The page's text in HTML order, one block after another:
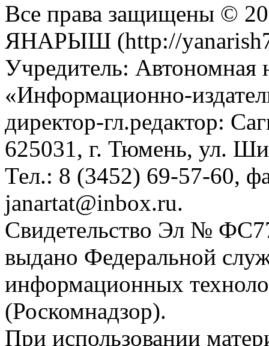
Все права защищены ©
ЯНАРЫШ (http://
Учредитель: Автономная
«Информационно-
директор-гл.редактор:
625031, г. Тюмень, ул.
Тел.: 8 (3452) 69-57-60,
janartat@inbox.ru.
Свидетельство Эл №
выдано Федеральной
информационных
(Роскомнадзор).
При использовании